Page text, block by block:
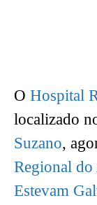
O Hospital
localizado
Suzano,
Regional
Estevam